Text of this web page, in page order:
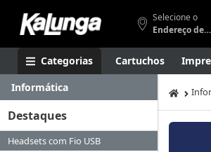
Selecione o
Endereço de entrega
Categorias Cartuchos
Apresentação Smartphones
Informática
Destaques
Headsets com Fio USB